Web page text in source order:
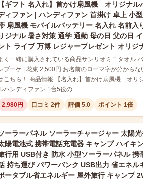
【ギフト 名入れ】首かけ扇風機 オリジナル
ィファン | ハンディファン 首掛け 卓上 小
扇風機 モバイルバッテリー 名入れ 名前入
リジナル 暑さ対策 通学 通勤 母の日 父の日
ト ライブ 万博 レジャープレゼント オリジ
く一緒に購入されている商品サンリオミニタオル
ブーケ | 花束 2,500円 お名前のローマ字が分からな
こちら！ 商品情報 【名入れ】首かけ扇風機 オリ
ハンディファン 1台5役の…
2,980円 口コミ 2件 評価 5.0 ポイント 1倍
ーラーパネル ソーラーチャージャー 太陽
陽電池式 携帯電話充電器 キャンプ ハイキ
行用 USB付き 防水 小型ソーラーパネル 携
持ち運び パワーバンク USB出力 省エネル
ータブル省エネルギー 屋外旅行 キャンプ